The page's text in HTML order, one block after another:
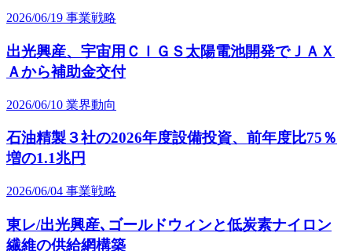
2026/06/19 事業戦略
出光興産、宇宙用ＣＩＧＳ太陽電池開発でＪＡＸ
Ａから補助金交付
2026/06/10 業界動向
石油精製３社の2026年度設備投資、前年度比75％
増の1.1兆円
2026/06/04 事業戦略
東レ/出光興産､ゴールドウィンと低炭素ナイロン
繊維の供給網構築